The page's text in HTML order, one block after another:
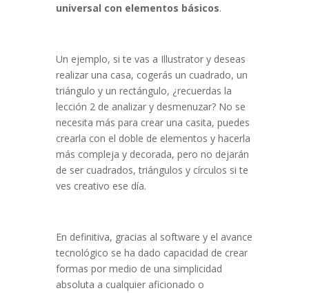
universal con elementos básicos.
Un ejemplo, si te vas a Illustrator y deseas
realizar una casa, cogerás un cuadrado, un
triángulo y un rectángulo, ¿recuerdas la
lección 2 de analizar y desmenuzar? No se
necesita más para crear una casita, puedes
crearla con el doble de elementos y hacerla
más compleja y decorada, pero no dejarán
de ser cuadrados, triángulos y círculos si te
ves creativo ese día.
En definitiva, gracias al software y el avance
tecnológico se ha dado capacidad de crear
formas por medio de una simplicidad
absoluta a cualquier aficionado o